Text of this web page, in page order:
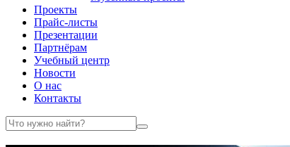
Проекты
Прайс-листы
Презентации
Партнёрам
Учебный центр
Новости
О нас
Контакты